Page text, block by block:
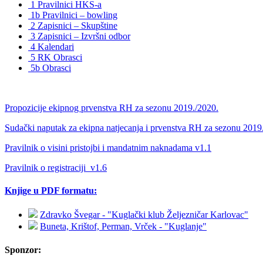
1 Pravilnici HKS-a
1b Pravilnici – bowling
2 Zapisnici – Skupštine
3 Zapisnici – Izvršni odbor
4 Kalendari
5 RK Obrasci
5b Obrasci
Propozicije ekipnog prvenstva RH za sezonu 2019./2020.
Sudački naputak za ekipna natjecanja i prvenstva RH za sezonu
Pravilnik o visini pristojbi i mandatnim naknadama v1.1
Pravilnik o registraciji_v1.6
Knjige u PDF formatu:
Zdravko Švegar - "Kuglački klub Željezničar Karlovac"
Buneta, Krištof, Perman, Vrček - "Kuglanje"
Sponzor: